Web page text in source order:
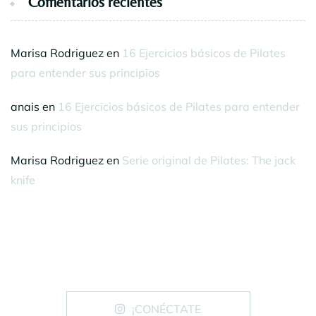
Marisa Rodriguez en 16 Ejercicios básicos de Pilates
para entender sus principios
anais en 16 Ejercicios básicos de Pilates para entender
sus principios
Marisa Rodriguez en Serie original de Pilates: The jack
knife
¡CONÉCTATE